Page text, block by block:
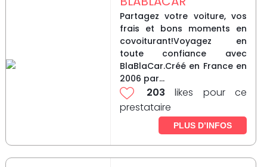
Partagez votre voiture, vos
frais et bons moments en
covoiturant!Voyagez en
toute confiance avec
BlaBlaCar.Créé en France en
2006 par...
203 likes pour ce
prestataire
PLUS D’INFOS